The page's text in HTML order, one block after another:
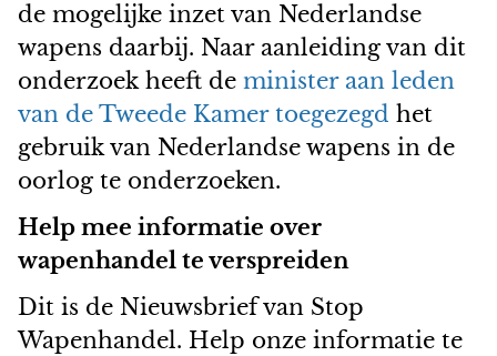
de mogelijke inzet van Nederlandse
wapens daarbij. Naar aanleiding van dit
onderzoek heeft de minister aan leden
van de Tweede Kamer toegezegd het
gebruik van Nederlandse wapens in de
oorlog te onderzoeken.
Help mee informatie over
wapenhandel te verspreiden
Dit is de Nieuwsbrief van Stop
Wapenhandel. Help onze informatie te